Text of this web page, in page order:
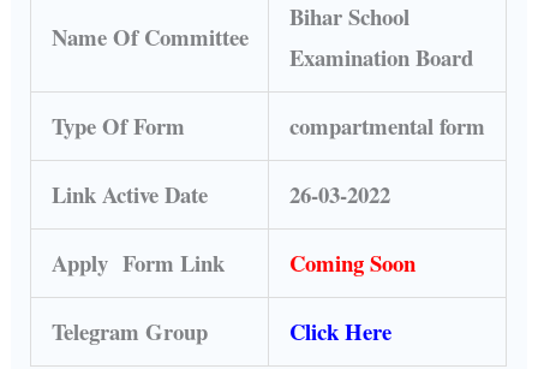
Name Of Committee
Bihar School
Examination Board
Type Of Form compartmental form
Link Active Date 26-03-2022
Apply Form Link Coming Soon
Telegram Group Click Here